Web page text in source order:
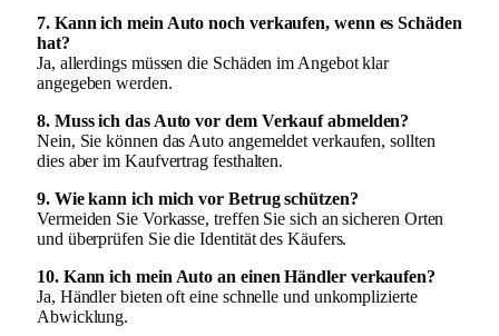
7. Kann ich mein Auto noch verkaufen, wenn es Schäden
hat?
Ja, allerdings müssen die Schäden im Angebot klar
angegeben werden.
8. Muss ich das Auto vor dem Verkauf abmelden?
Nein, Sie können das Auto angemeldet verkaufen, sollten
dies aber im Kaufvertrag festhalten.
9. Wie kann ich mich vor Betrug schützen?
Vermeiden Sie Vorkasse, treffen Sie sich an sicheren Orten
und überprüfen Sie die Identität des Käufers.
10. Kann ich mein Auto an einen Händler verkaufen?
Ja, Händler bieten oft eine schnelle und unkomplizierte
Abwicklung.